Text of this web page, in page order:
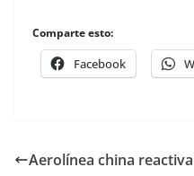
Comparte esto:
Facebook
Aerolínea china